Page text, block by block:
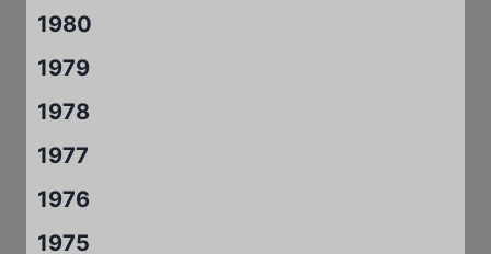
1980
1979
1978
1977
1976
1975